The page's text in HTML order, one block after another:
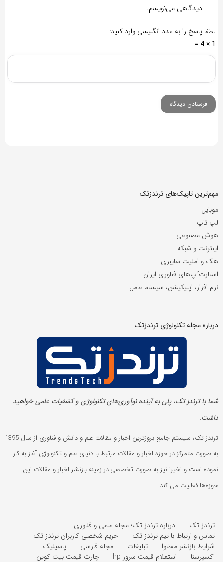
دیدگاهی می‌نویسم.
لطفا پاسخ را به عدد انگلیسی وارد کنید:
1 × 4 =
مهم‌ترین تاپیک‌های ترندزتک
موبایل
لپ تاپ
هوش مصنوعی
اینترنت و شبکه
هک و امنیت سایبری
استارت‌آپ‌های فناوری ایران
نرم افزار، اپلیکیشن، سیستم عامل
درباره مجله تکنولوژی ترندزتک
شما با ترندز تک، پلی به آینده‌ نوآوری‌های تکنولوژی و کشفیات علمی خواهید
داشت.
ترندز تک، سیستم جامع بروزترین اخبار و مقالات علم و دانش و فناوری از سال 1395
به صورت متمرکز در حوزه اخبار و مقالات مرتبط با دنیای علم و تکنولوژی آغاز به کار
نموده است و اخیرا نیز به صورت تخصصی در زمینه بازنشر اخبار و مقالات این
حوزه‌ها فعالیت می کند.
ترندز تک
درباره ترندز تک؛ مجله علمی و فناوری
تماس و ارتباط با تیم ترندز تک
حریم شخصی کاربران ترندز تک
شرایط بازنشر محتوا
تبلیغات مجله فارسی
پاسینیک
اکسپرسنا
استعلام قیمت سرور hp
چارت قیمت بیت کوین